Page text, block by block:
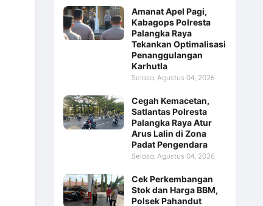
Amanat Apel Pagi,
Kabagops Polresta
Palangka Raya
Tekankan Optimalisasi
Penanggulangan
Karhutla
Selasa, Agustus 04, 2026
Cegah Kemacetan,
Satlantas Polresta
Palangka Raya Atur
Arus Lalin di Zona
Padat Pengendara
Selasa, Agustus 04, 2026
Cek Perkembangan
Stok dan Harga BBM,
Polsek Pahandut